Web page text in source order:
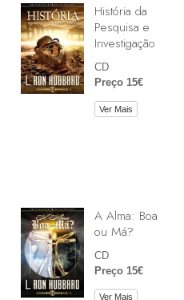
História da
Pesquisa e
Investigação
CD
Preço 15€
Ver Mais
A Alma: Boa
ou Má?
CD
Preço 15€
Ver Mais